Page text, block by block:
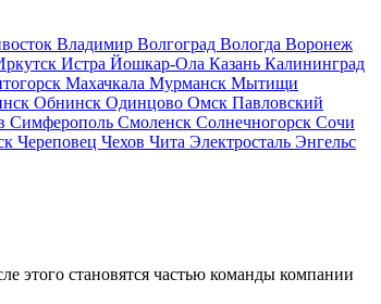
Владимир Волгоград Вологда Воронеж
Истра Йошкар-Ола Казань Калининград
Махачкала Мурманск Мытищи
Обнинск Одинцово Омск Павловский
Симферополь Смоленск Солнечногорск Сочи
Череповец Чехов Чита Электросталь Энгельс
этого становятся частью команды компании